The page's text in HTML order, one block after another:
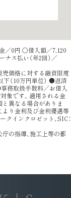
／0円 〇借入額／7,120
ナス払い（年2回）／
価格に対する融資限度
（10万円単位） ●返済
務取扱手数料／お借入
象です。適用される金
と異なる場合がありま
より金利及び金利優遇等
インクロゼット、SIC：
の指導、施工上等の都